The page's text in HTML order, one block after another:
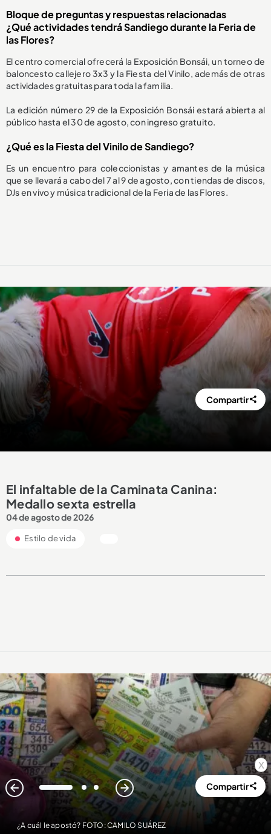
x
Bloque de preguntas y respuestas relacionadas
¿Qué actividades tendrá Sandiego durante la Feria de
las Flores?
El centro comercial ofrecerá la Exposición Bonsái, un torneo de
baloncesto callejero 3x3 y la Fiesta del Vinilo, además de otras
actividades gratuitas para toda la familia.
La edición número 29 de la Exposición Bonsái estará abierta al
público hasta el 30 de agosto, con ingreso gratuito.
¿Qué es la Fiesta del Vinilo de Sandiego?
Es un encuentro para coleccionistas y amantes de la música
que se llevará a cabo del 7 al 9 de agosto, con tiendas de discos,
DJs en vivo y música tradicional de la Feria de las Flores.
Compartir
El infaltable de la Caminata Canina:
Medallo sexta estrella
04 de agosto de 2026
Estilo de vida
¿A cuál le apostó? FOTO: CAMILO SUÁREZ
1 2 3 Compartir